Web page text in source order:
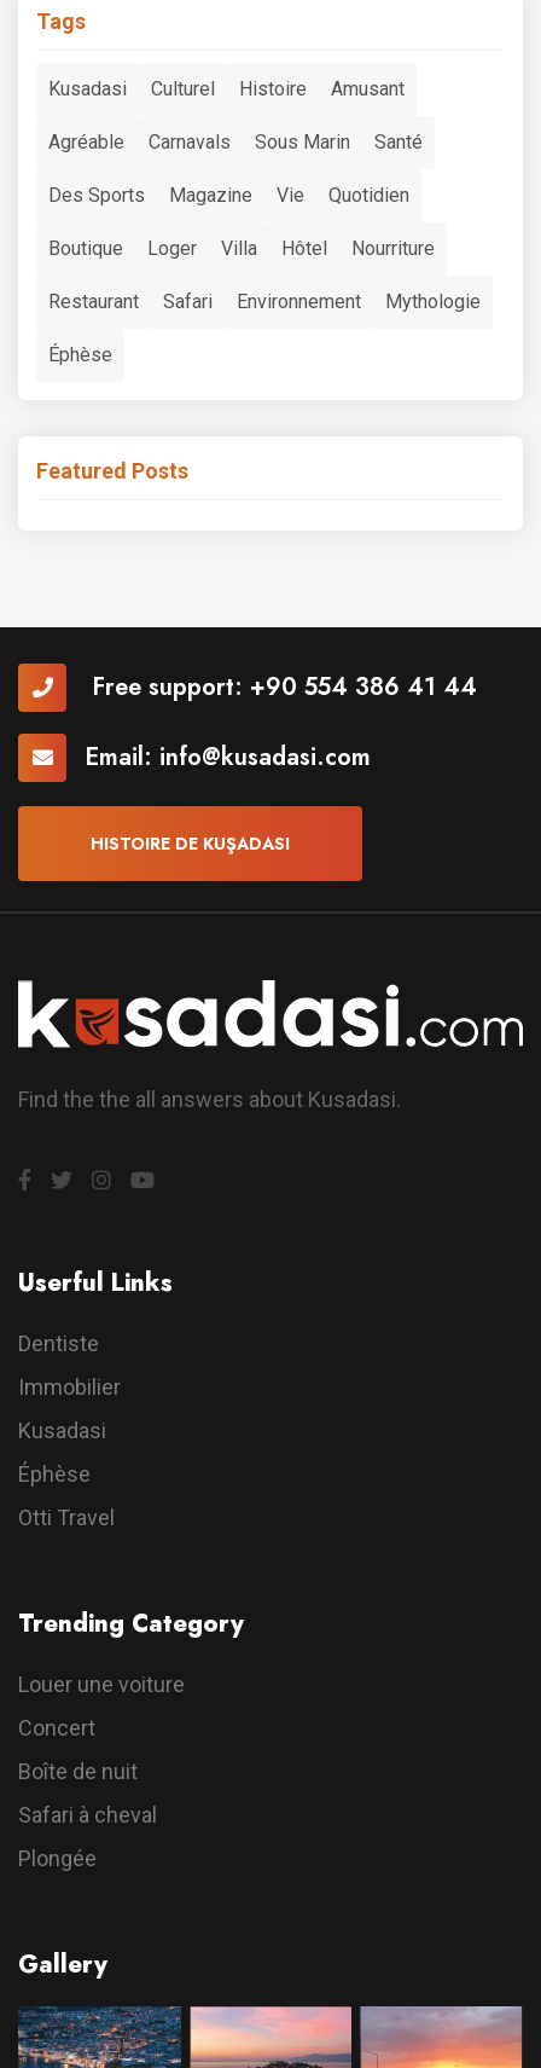
Tags
Kusadasi Culturel Histoire Amusant
Agréable Carnavals Sous Marin Santé
Des Sports Magazine Vie Quotidien
Boutique Loger Villa Hôtel Nourriture
Restaurant Safari Environnement Mythologie
Éphèse
Featured Posts
Free support: +90 554 386 41 44
Email: info@kusadasi.com
HISTOIRE DE KUŞADASI
Find the the all answers about Kusadasi.
Userful Links
Dentiste
Immobilier
Kusadasi
Éphèse
Otti Travel
Trending Category
Louer une voiture
Concert
Boîte de nuit
Safari à cheval
Plongée
Gallery